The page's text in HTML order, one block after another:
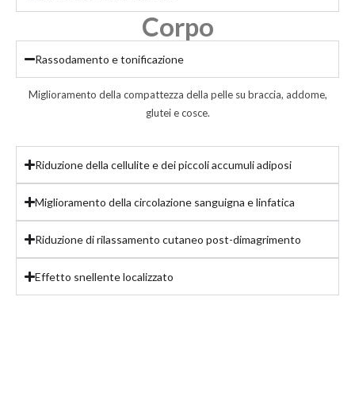
Corpo
Rassodamento e tonificazione
Miglioramento della compattezza della pelle su braccia, addome,
glutei e cosce.
Riduzione della cellulite e dei piccoli accumuli adiposi
Miglioramento della circolazione sanguigna e linfatica
Riduzione di rilassamento cutaneo post-dimagrimento
Effetto snellente localizzato